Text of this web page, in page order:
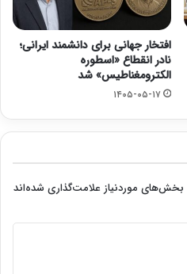
افتخار جهانی برای دانشمند ایرانی؛
نادر انقطاع «اسطوره
الکترومغناطیس» شد
۱۴۰۵-۰۵-۱۷
بخش‌های موردنیاز علامت‌گذاری شده‌اند